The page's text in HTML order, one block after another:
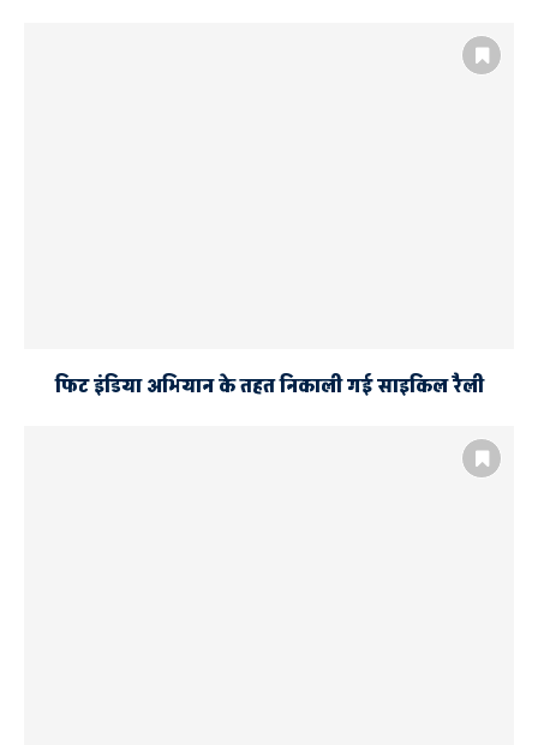
फिट इंडिया अभियान के तहत निकाली गई साइकिल रैली